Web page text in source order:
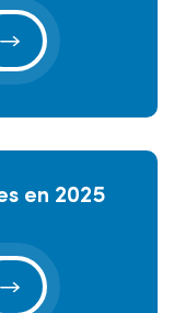
en 2025